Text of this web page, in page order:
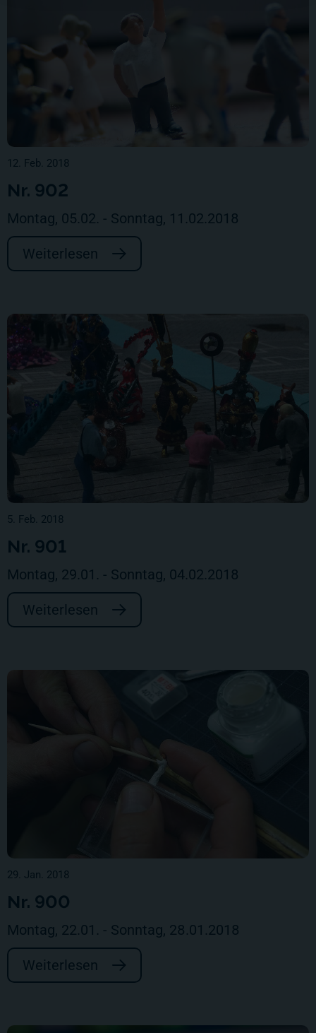
12. Feb. 2018
Nr. 902
Montag, 05.02. - Sonntag, 11.02.2018
Weiterlesen
5. Feb. 2018
Nr. 901
Montag, 29.01. - Sonntag, 04.02.2018
Weiterlesen
29. Jan. 2018
Nr. 900
Montag, 22.01. - Sonntag, 28.01.2018
Weiterlesen